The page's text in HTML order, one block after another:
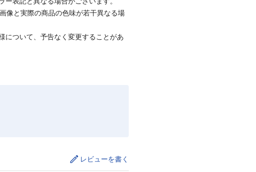
像と実際の商品の色味が若干異なる場
について、予告なく変更することがあ
レビューを書く